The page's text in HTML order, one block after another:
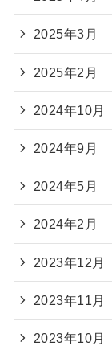
2025年3月
2025年2月
2024年10月
2024年9月
2024年5月
2024年2月
2023年12月
2023年11月
2023年10月